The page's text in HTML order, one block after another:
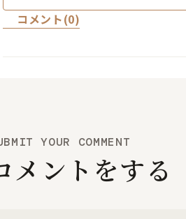
コメント(0)
YOUR COMMENT
メントをする